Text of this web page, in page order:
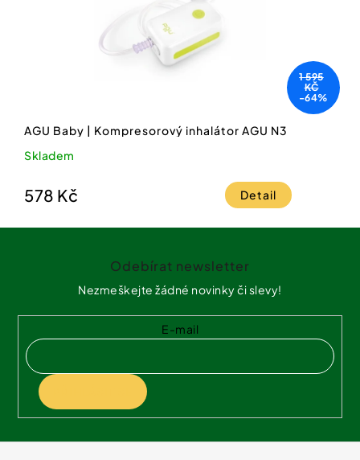
1 595
KČ
-64%
AGU Baby | Kompresorový inhalátor AGU N3
Skladem
578 Kč Detail
Odebírat newsletter
Nezmeškejte žádné novinky či slevy!
E-mail